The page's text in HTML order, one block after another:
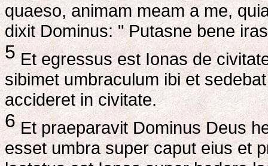
quaeso, animam meam a me,
dixit Dominus: " Putasne bene
5Et egressus est Ionas de
sibimet umbraculum ibi et
accideret in civitate.
6Et praeparavit Dominus Deus
esset umbra super caput eius et